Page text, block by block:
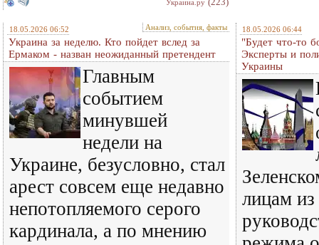
Украина.ру
18.05.2026 06:52 Анализ, события, факты
Украина за неделю. Кто пойдет вслед за
Ермаком - назван неожиданный претендент
Главным
событием
минувшей
недели на
Украине, безусловно, стал
арест совсем еще недавно
непотопляемого серого
кардинала, а по мнению
18.05.2026 06:44
"Будет что-то
Эксперты и
Украины
лицам